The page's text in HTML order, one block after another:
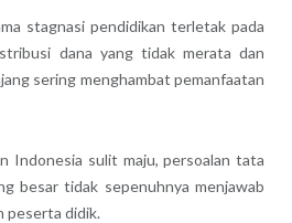
stagnasi pendidikan terletak pada
dana yang tidak merata dan
sering menghambat pemanfaatan
Indonesia sulit maju, persoalan tata
besar tidak sepenuhnya menjawab
peserta didik.